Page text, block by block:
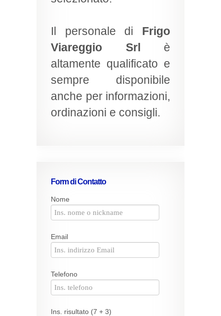
Il personale di Frigo
Viareggio Srl
è
altamente qualificato e
sempre disponibile
anche per informazioni,
ordinazioni e consigli.
Form di Contatto
Nome
Email
Telefono
Ins. risultato (7 + 3)